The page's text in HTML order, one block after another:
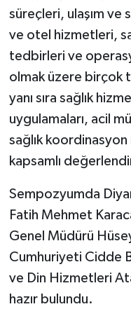
süreçleri, ulaşım ve
ve otel hizmetleri,
tedbirleri ve
olmak üzere birçok
yanı sıra sağlık
uygulamaları, acil
sağlık koordinasyon
kapsamlı
Sempozyumda
Fatih Mehmet
Genel Müdürü
Cumhuriyeti Cidde
ve Din Hizmetleri
hazır bulundu.